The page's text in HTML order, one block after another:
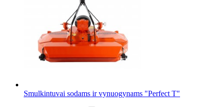
Smulkintuvai sodams ir vynuogynams "Perfect T"